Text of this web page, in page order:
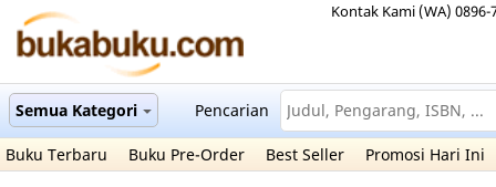
Kontak Kami (WA) 0896-
Semua Kategori Pencarian
Buku Terbaru Buku Pre-Order Best Seller Promosi Hari Ini